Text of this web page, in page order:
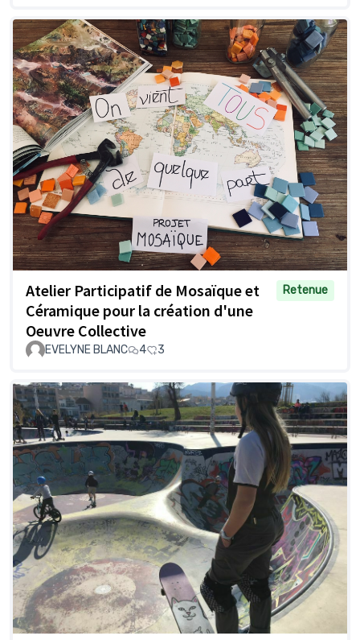
Atelier Participatif de Mosaïque et
Céramique pour la création d'une
Oeuvre Collective
Retenue
EVELYNE BLANC 4 3